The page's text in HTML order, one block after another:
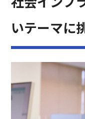
いテーマに